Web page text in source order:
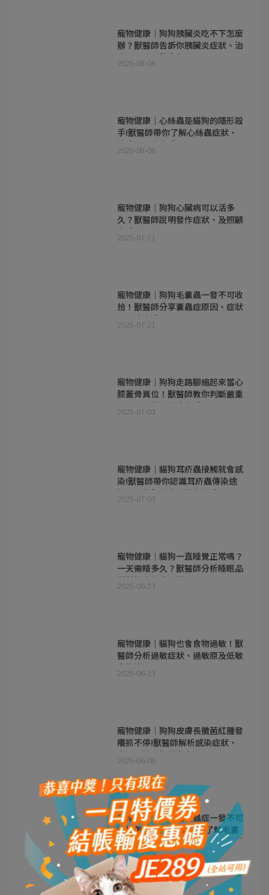
寵物健康｜狗狗胰臟炎吃不下怎麼
辦？獸醫師告訴你胰臟炎症狀、治
療、預防及飲食指南
2025-08-06
寵物健康｜心絲蟲是貓狗的隱形殺
手!獸醫師帶你了解心絲蟲症狀、
治療及預防方式
2025-08-06
寵物健康｜狗狗心臟病可以活多
久？獸醫師說明發作症狀、及照顧
方式
2025-07-21
寵物健康｜狗狗毛囊蟲一發不可收
拾！獸醫師分享囊蟲症原因、症狀
及治療方式
2025-07-21
寵物健康｜狗狗走路腳縮起來當心
膝蓋骨異位！獸醫師教你判斷嚴重
程度、症狀及治療方式
2025-07-03
寵物健康｜貓狗耳疥蟲接觸就會感
染!獸醫師帶你認識耳疥蟲傳染途
徑、症狀與治療、消毒方式
2025-07-03
寵物健康｜貓狗一直睡覺正常嗎？
一天需睡多久？獸醫師分析睡眠品
質對健康的重要性！
2025-06-23
寵物健康｜貓狗也會食物過敏！獸
醫師分析過敏症狀、過敏原及低敏
食物挑選
2025-06-23
寵物健康｜狗狗皮膚長黴菌紅腫發
癢抓不停!獸醫師解析感染症狀、
處理關鍵，擺脫臭臭
2025-06-06
寵物健康｜狗狗毛囊蟲症一發不可
收拾怎麼辦?獸醫師帶你了解毛囊
蟲症症狀、預防及治療方式，遠離
蟲蟲危機!
2025-06-06